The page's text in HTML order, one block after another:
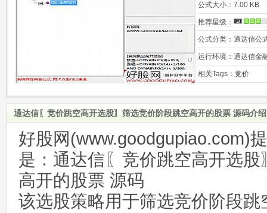
公式大小： 7.00 KB
推荐星级：
公式分类： 通达信公
运行环境： 通达信金
相关Tags： 竞价
通达信〖竞价跳空高开选股〗筛选竞价阶段跳空高开的股票 源码介绍
好股网(www.goodgupiao.com)
是：通达信〖竞价跳空高开选
高开的股票 源码
该选股策略用于筛选竞价阶段